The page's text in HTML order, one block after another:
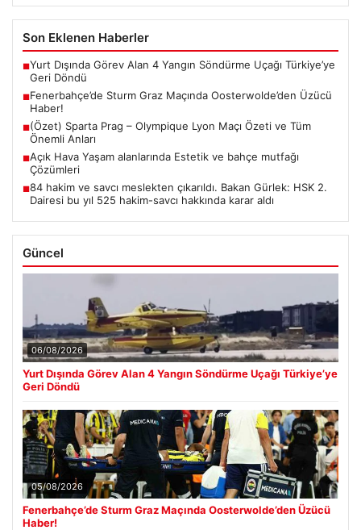
Son Eklenen Haberler
■Yurt Dışında Görev Alan 4 Yangın Söndürme Uçağı Türkiye’ye
Geri Döndü
■Fenerbahçe’de Sturm Graz Maçında Oosterwolde’den Üzücü
Haber!
■(Özet) Sparta Prag – Olympique Lyon Maçı Özeti ve Tüm
Önemli Anları
■Açık Hava Yaşam alanlarında Estetik ve bahçe mutfağı
Çözümleri
■84 hakim ve savcı meslekten çıkarıldı. Bakan Gürlek: HSK 2.
Dairesi bu yıl 525 hakim-savcı hakkında karar aldı
Güncel
06/08/2026
Yurt Dışında Görev Alan 4 Yangın Söndürme Uçağı Türkiye’ye
Geri Döndü
05/08/2026
Fenerbahçe’de Sturm Graz Maçında Oosterwolde’den Üzücü
Haber!